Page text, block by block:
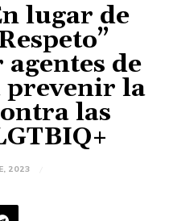
lugar de
agentes de
prevenir la
las
2023